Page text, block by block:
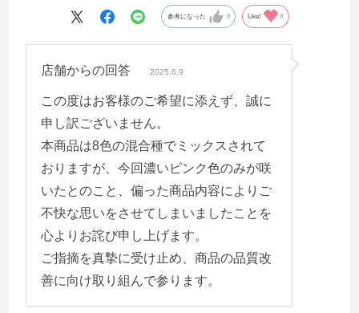
ものは、黄色が1本だけあとは全部ピンクでした。
写真よりも濃くて花よりも茎の存在感がすごいで
淡い色合いの花が欲しかったのでちょっと残念。
発芽率や成長はとてもよくて、ほとんどがちゃんと
育ちました。
写真はピンクがスターチス、横の青い花はワスレナ
グサです。
参考になった 0 Like! 0
店舗からの回答 2025.6.9
この度はお客様のご希望に添えず、誠に
申し訳ございません。
本商品は8色の混合種でミックスされて
おりますが、今回濃いピンク色のみが咲
いたとのこと、偏った商品内容によりご
不快な思いをさせてしまいましたことを
心よりお詫び申し上げます。
ご指摘を真摯に受け止め、商品の品質改
善に向け取り組んで参ります。